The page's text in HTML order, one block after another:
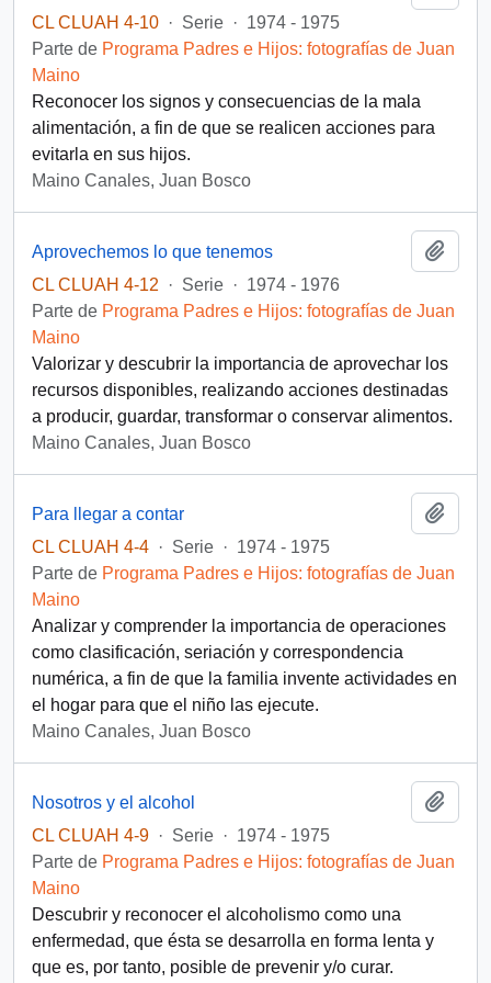
CL CLUAH 4-10 · Serie · 1974 - 1975
Parte de Programa Padres e Hijos: fotografías de Juan
Maino
Reconocer los signos y consecuencias de la mala
alimentación, a fin de que se realicen acciones para
evitarla en sus hijos.
Maino Canales, Juan Bosco
Aprovechemos lo que tenemos
CL CLUAH 4-12
· Serie · 1974 - 1976
Parte de Programa Padres e Hijos: fotografías de Juan
Maino
Valorizar y descubrir la importancia de aprovechar los
recursos disponibles, realizando acciones destinadas
a producir, guardar, transformar o conservar alimentos.
Maino Canales, Juan Bosco
Para llegar a contar
CL CLUAH 4-4 · Serie · 1974 - 1975
Parte de Programa Padres e Hijos: fotografías de Juan
Maino
Analizar y comprender la importancia de operaciones
como clasificación, seriación y correspondencia
numérica, a fin de que la familia invente actividades en
el hogar para que el niño las ejecute.
Maino Canales, Juan Bosco
Nosotros y el alcohol
CL CLUAH 4-9 · Serie · 1974 - 1975
Parte de Programa Padres e Hijos: fotografías de Juan
Maino
Descubrir y reconocer el alcoholismo como una
enfermedad, que ésta se desarrolla en forma lenta y
que es, por tanto, posible de prevenir y/o curar.